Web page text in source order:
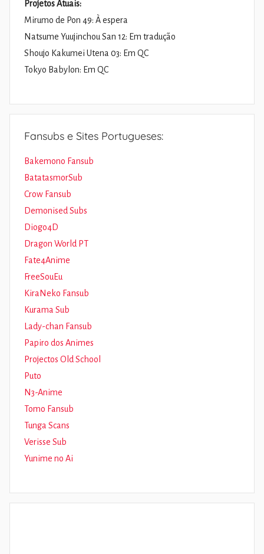
Projetos Atuais:
Mirumo de Pon 49: À espera
Natsume Yuujinchou San 12: Em tradução
Shoujo Kakumei Utena 03: Em QC
Tokyo Babylon: Em QC
Fansubs e Sites Portugueses:
Bakemono Fansub
BatatasmorSub
Crow Fansub
Demonised Subs
Diogo4D
Dragon World PT
Fate4Anime
FreeSouEu
KiraNeko Fansub
Kurama Sub
Lady-chan Fansub
Papiro dos Animes
Projectos Old School
Puto
N3-Anime
Tomo Fansub
Tunga Scans
Verisse Sub
Yunime no Ai